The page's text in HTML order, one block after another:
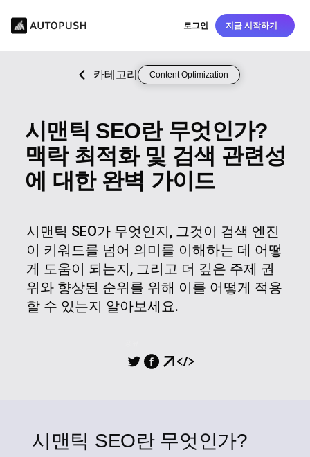
로그인 지금 시작하기
카테고리 Content Optimization
시맨틱 SEO란 무엇인가?
맥락 최적화 및 검색 관련성
에 대한 완벽 가이드
시맨틱 SEO가 무엇인지, 그것이 검색 엔진
이 키워드를 넘어 의미를 이해하는 데 어떻
게 도움이 되는지, 그리고 더 깊은 주제 권
위와 향상된 순위를 위해 이를 어떻게 적용
할 수 있는지 알아보세요.
시맨틱 SEO란 무엇인가?